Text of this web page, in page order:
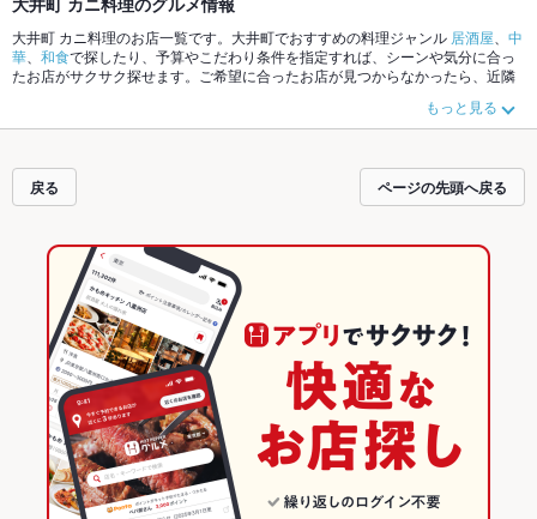
大井町 カニ料理のお店一覧です。大井町でおすすめの料理ジャンル 居酒屋
中
華
和食で探したり、予算やこだわり条件を指定すれば、シーンや気分に合っ
たお店がサクサク探せます。ご希望に合ったお店が見つからなかったら、近隣
からあげ、お茶漬
け、馬刺しや季節のおすすめ料理など、お店の最新情報をご紹介しているので
うしの飲み会にも、会社の宴会にも、デートやパーティーにもお得に便利にホ
ットペッパーグルメをご利用ください。
もっと見る
戻る ページの先頭へ戻る